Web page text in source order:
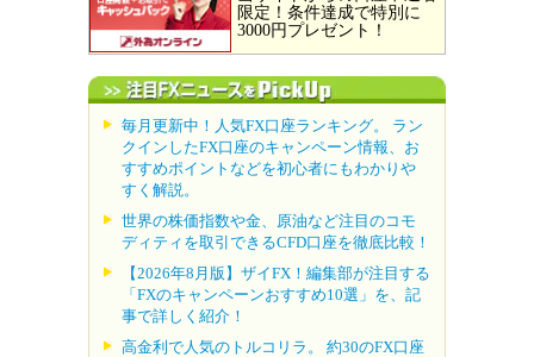
限定！条件達成で特別に
3000円プレゼント！
毎月更新中！人気FX口座ランキング。 ラン
クインしたFX口座のキャンペーン情報、お
すすめポイントなどを初心者にもわかりや
すく解説。
世界の株価指数や金、原油など注目のコモ
ディティを取引できるCFD口座を徹底比較！
【2026年8月版】ザイFX！編集部が注目する
「FXのキャンペーンおすすめ10選」を、記
事で詳しく紹介！
高金利で人気のトルコリラ。 約30のFX口座